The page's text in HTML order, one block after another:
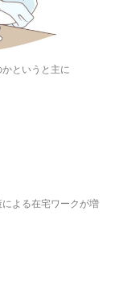
というと主に
よる在宅ワークが増